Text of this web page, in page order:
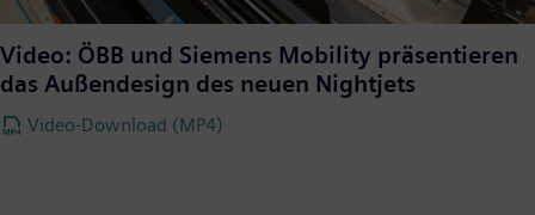
Video
Video: ÖBB und Siemens Mobility präsentieren
das Außendesign des neuen Nightjets
Video-Download (MP4)